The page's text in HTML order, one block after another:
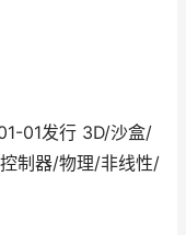
01发行 3D/沙盒/
制器/物理/非线性/